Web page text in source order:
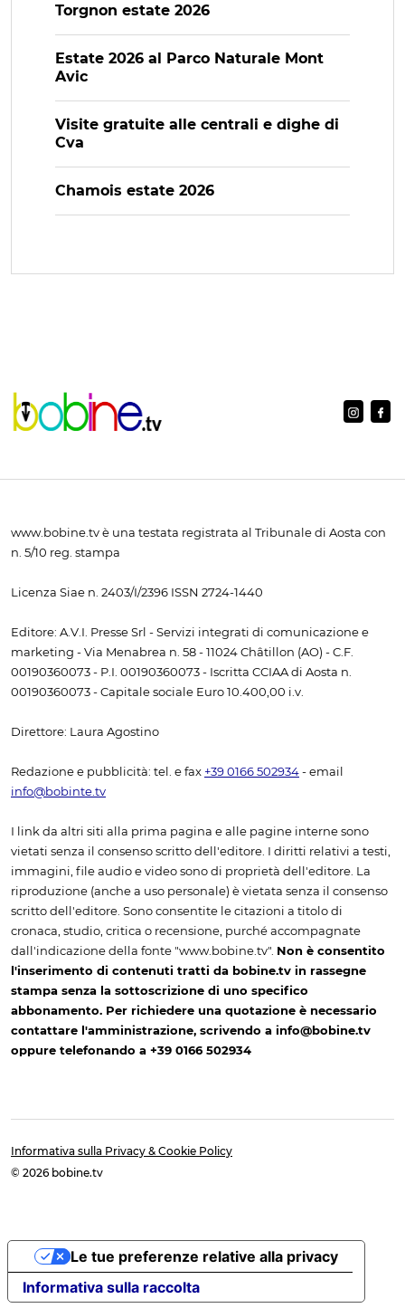
Torgnon estate 2026
Estate 2026 al Parco Naturale Mont
Avic
Visite gratuite alle centrali e dighe di
Cva
Chamois estate 2026
www.bobine.tv è una testata registrata al Tribunale di Aosta con
n. 5/10 reg. stampa
Licenza Siae n. 2403/I/2396 ISSN 2724-1440
Editore: A.V.I. Presse Srl - Servizi integrati di comunicazione e
marketing - Via Menabrea n. 58 - 11024 Châtillon (AO) - C.F.
00190360073 - P.I. 00190360073 - Iscritta CCIAA di Aosta n.
00190360073 - Capitale sociale Euro 10.400,00 i.v.
Direttore: Laura Agostino
Redazione e pubblicità: tel. e fax +39 0166 502934 - email
info@bobinte.tv
I link da altri siti alla prima pagina e alle pagine interne sono
vietati senza il consenso scritto dell'editore. I diritti relativi a testi,
immagini, file audio e video sono di proprietà dell'editore. La
riproduzione (anche a uso personale) è vietata senza il consenso
scritto dell'editore. Sono consentite le citazioni a titolo di
cronaca, studio, critica o recensione, purché accompagnate
dall'indicazione della fonte "www.bobine.tv". Non è consentito
l'inserimento di contenuti tratti da bobine.tv in rassegne
stampa senza la sottoscrizione di uno specifico
abbonamento. Per richiedere una quotazione è necessario
contattare l'amministrazione, scrivendo a info@bobine.tv
oppure telefonando a +39 0166 502934
Informativa sulla Privacy & Cookie Policy
© 2026 bobine.tv
Informativa sulla raccolta
Le tue preferenze relative alla privacy